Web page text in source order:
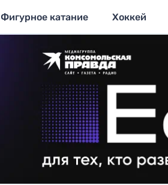
Фигурное катание Хоккей